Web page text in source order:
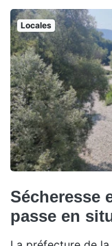
Locales
Sécheresse
passe en